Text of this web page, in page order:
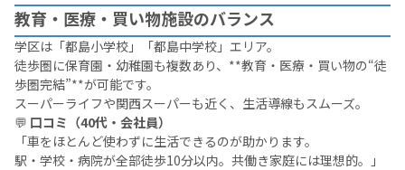
教育・医療・買い物施設のバランス
学区は「都島小学校」「都島中学校」エリア。
徒歩圏に保育園・幼稚園も複数あり、**教育・医療・買い物の“徒
歩圏完結”**が可能です。
スーパーライフや関西スーパーも近く、生活導線もスムーズ。
💬 口コミ（40代・会社員）
「車をほとんど使わずに生活できるのが助かります。
駅・学校・病院が全部徒歩10分以内。共働き家庭には理想的。」